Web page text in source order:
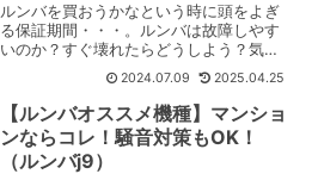
ルンバを買おうかなという時に頭をよぎ
る保証期間・・・。ルンバは故障しやす
いのか？すぐ壊れたらどうしよう？気に
なって保証をつけるか迷っちゃうと思い
ます。 ルンバは機械製品なので故障す
ることはあります。なので保証はつけて
おいた方が◎。ただ、お金...
2024.07.09 2025.04.25
【ルンバオススメ機種】マンショ
ンならコレ！騒音対策もOK！
（ルンバj9）